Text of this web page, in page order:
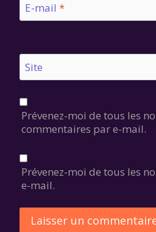
E-mail *
Site
Prévenez-moi de tous les
commentaires par e-mail.
Prévenez-moi de tous les
e-mail.